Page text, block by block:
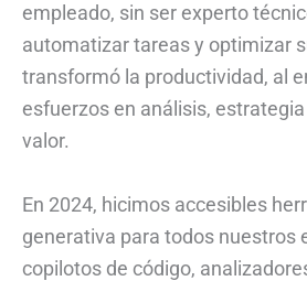
empleado, sin ser experto
automatizar tareas y optimizar
transformó la productividad, al
esfuerzos en análisis,
valor.
En 2024, hicimos accesibles
generativa para todos nuestros
copilotos de código,